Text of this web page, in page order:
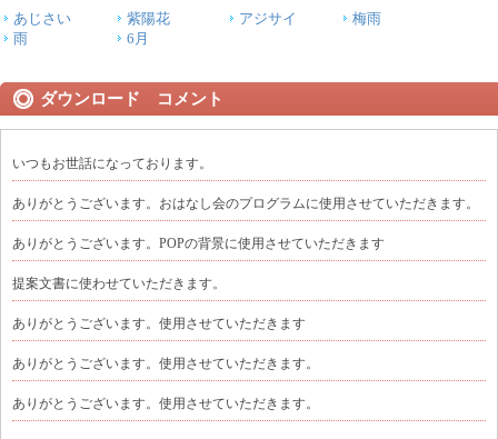
あじさい 紫陽花 アジサイ
梅雨
雨
6月
ダウンロード コメント
いつもお世話になっております。
ありがとうございます。おはなし会のプログラムに使用させていただきます。
ありがとうございます。POPの背景に使用させていただきます
提案文書に使わせていただきます。
ありがとうございます。使用させていただきます
ありがとうございます。使用させていただきます。
ありがとうございます。使用させていただきます。